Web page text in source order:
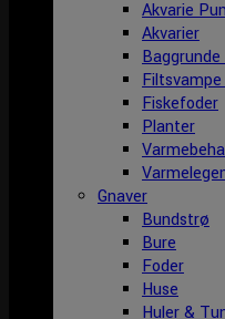
Akvarie
Akvarier
Fiskefoder
Planter
Gnaver
Bundstrø
Bure
Foder
Huse
Huler &